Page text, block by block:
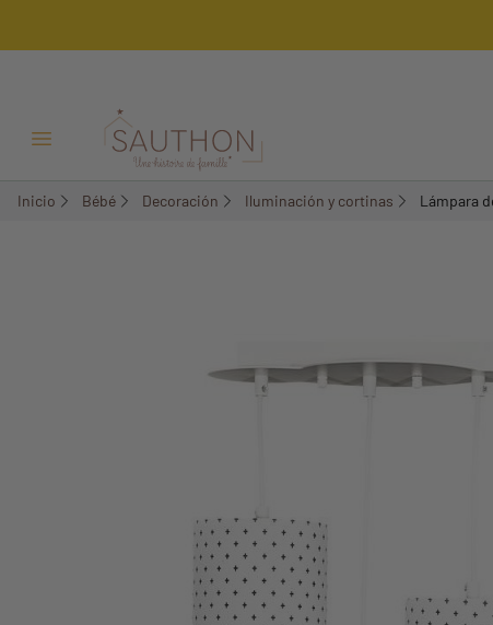
Menú Abrir/Cerrar
Inicio Bébé Decoración Iluminación y cortinas Lámpara